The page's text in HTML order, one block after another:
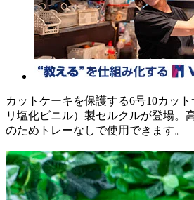
カットケーキを保護する6号10カッ
リ塩化ビニル）製セルクルが登場。
のためトレーなしで使用できます。